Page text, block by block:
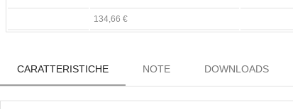
134,66 €
CARATTERISTICHE NOTE DOWNLOADS